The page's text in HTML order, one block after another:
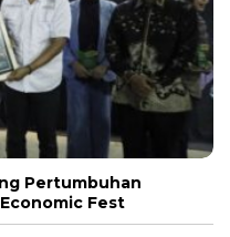
Pertumbuhan
Fest